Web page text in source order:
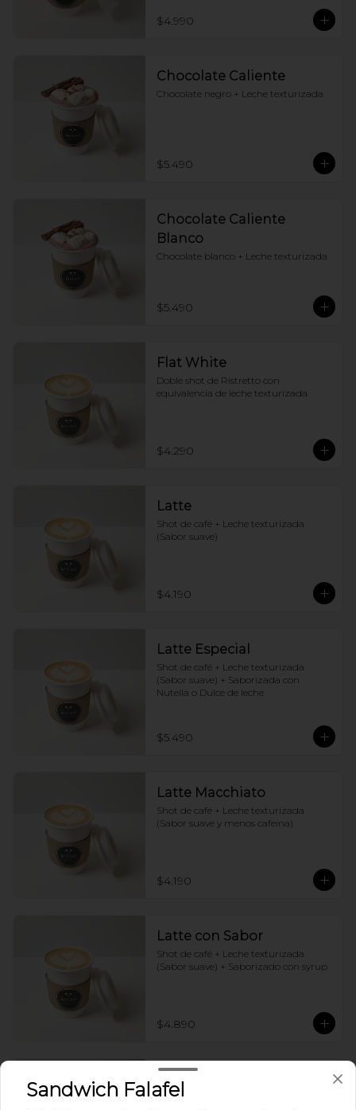
$4.990
Chocolate Caliente
Chocolate negro + Leche texturizada
$5.490
Chocolate Caliente
Blanco
Chocolate blanco + Leche texturizada
$5.490
Flat White
Doble shot de Ristretto con
equivalencia de leche texturizada
$4.290
Latte
Shot de café + Leche texturizada
(Sabor suave)
$4.190
Latte Especial
Shot de café + Leche texturizada
(Sabor suave) + Saborizada con
Nutella o Dulce de leche
$5.490
Latte Macchiato
Shot de café + Leche texturizada
(Sabor suave y menos cafeina)
$4.190
Latte con Sabor
Shot de café + Leche texturizada
(Sabor suave) + Saborizado con syrup
$4.890
Matcha Latte
Té Matcha + Leche texturizada
Sandwich Falafel